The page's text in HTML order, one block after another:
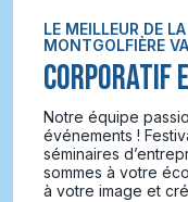
LE MEILLEUR DE
MONTGOLFIÈRE
CORPORATIF
Notre équipe
événements !
séminaires
sommes à votre
à votre image et